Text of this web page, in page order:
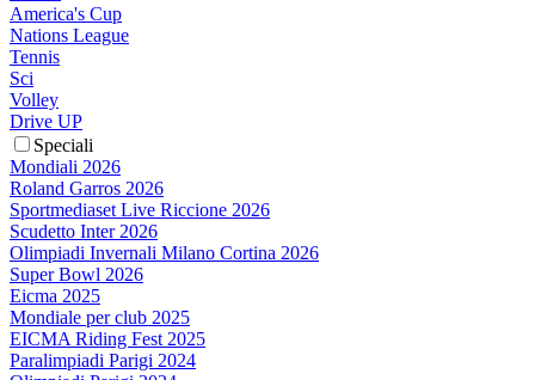
America's Cup
Nations League
Tennis
Sci
Volley
Drive UP
Speciali
Mondiali 2026
Roland Garros 2026
Sportmediaset Live Riccione 2026
Scudetto Inter 2026
Olimpiadi Invernali Milano Cortina 2026
Super Bowl 2026
Eicma 2025
Mondiale per club 2025
EICMA Riding Fest 2025
Paralimpiadi Parigi 2024